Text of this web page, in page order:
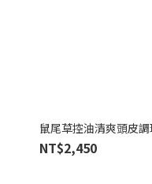
鼠尾草控油清爽頭皮
NT$2,450